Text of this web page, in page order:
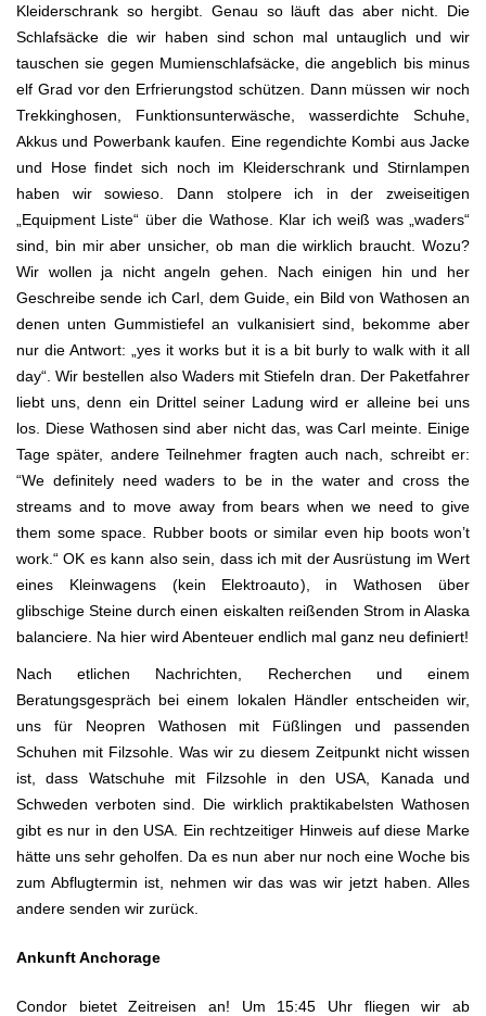
Kleiderschrank so hergibt. Genau so läuft das aber nicht. Die
Schlafsäcke die wir haben sind schon mal untauglich und wir
tauschen sie gegen Mumienschlafsäcke, die angeblich bis minus
elf Grad vor den Erfrierungstod schützen. Dann müssen wir noch
Trekkinghosen, Funktionsunterwäsche, wasserdichte Schuhe,
Akkus und Powerbank kaufen. Eine regendichte Kombi aus Jacke
und Hose findet sich noch im Kleiderschrank und Stirnlampen
haben wir sowieso. Dann stolpere ich in der zweiseitigen
„Equipment Liste“ über die Wathose. Klar ich weiß was „waders“
sind, bin mir aber unsicher, ob man die wirklich braucht. Wozu?
Wir wollen ja nicht angeln gehen. Nach einigen hin und her
Geschreibe sende ich Carl, dem Guide, ein Bild von Wathosen an
denen unten Gummistiefel an vulkanisiert sind, bekomme aber
nur die Antwort: „yes it works but it is a bit burly to walk with it all
day“. Wir bestellen also Waders mit Stiefeln dran. Der Paketfahrer
liebt uns, denn ein Drittel seiner Ladung wird er alleine bei uns
los. Diese Wathosen sind aber nicht das, was Carl meinte. Einige
Tage später, andere Teilnehmer fragten auch nach, schreibt er:
“We definitely need waders to be in the water and cross the
streams and to move away from bears when we need to give
them some space. Rubber boots or similar even hip boots won’t
work.“ OK es kann also sein, dass ich mit der Ausrüstung im Wert
eines Kleinwagens (kein Elektroauto), in Wathosen über
glibschige Steine durch einen eiskalten reißenden Strom in Alaska
balanciere. Na hier wird Abenteuer endlich mal ganz neu definiert!
Nach etlichen Nachrichten, Recherchen und einem
Beratungsgespräch bei einem lokalen Händler entscheiden wir,
uns für Neopren Wathosen mit Füßlingen und passenden
Schuhen mit Filzsohle. Was wir zu diesem Zeitpunkt nicht wissen
ist, dass Watschuhe mit Filzsohle in den USA, Kanada und
Schweden verboten sind. Die wirklich praktikabelsten Wathosen
gibt es nur in den USA. Ein rechtzeitiger Hinweis auf diese Marke
hätte uns sehr geholfen. Da es nun aber nur noch eine Woche bis
zum Abflugtermin ist, nehmen wir das was wir jetzt haben. Alles
andere senden wir zurück.
Ankunft Anchorage
Condor bietet Zeitreisen an! Um 15:45 Uhr fliegen wir ab